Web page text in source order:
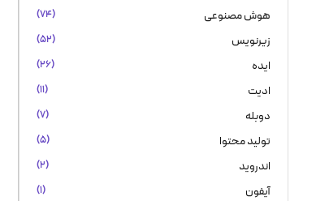
هوش مصنوعی (۷۴)
زیرنویس (۵۲)
ایده (۲۶)
ادیت (۱۱)
دوبله (۷)
تولید محتوا (۵)
اندروید (۲)
آیفون (۱)